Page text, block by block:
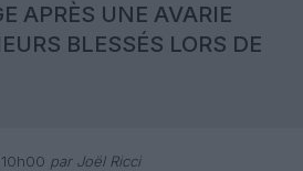
APRÈS UNE AVARIE
BLESSÉS LORS DE
par Joël Ricci